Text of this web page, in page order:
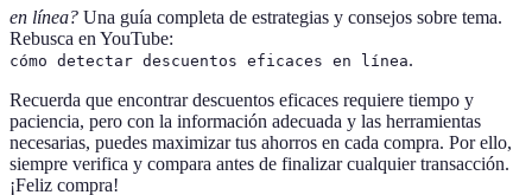
en línea? Una guía completa de estrategias y consejos sobre tema.
Rebusca en YouTube:
cómo detectar descuentos eficaces en línea.
Recuerda que encontrar descuentos eficaces requiere tiempo y
paciencia, pero con la información adecuada y las herramientas
necesarias, puedes maximizar tus ahorros en cada compra. Por ello,
siempre verifica y compara antes de finalizar cualquier transacción.
¡Feliz compra!